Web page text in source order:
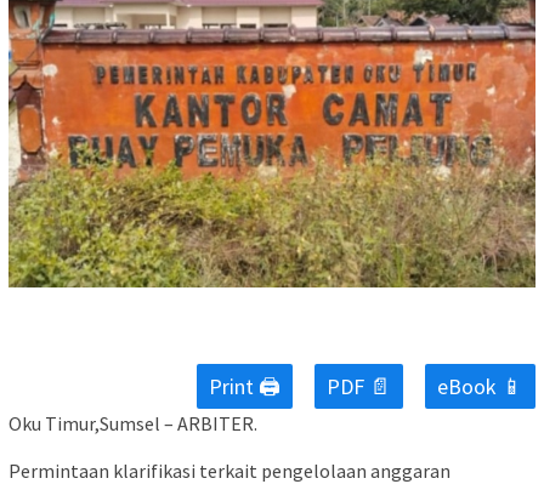
Print 🖨 PDF 📄 eBook 📱
Oku Timur,Sumsel – ARBITER.
Permintaan klarifikasi terkait pengelolaan anggaran